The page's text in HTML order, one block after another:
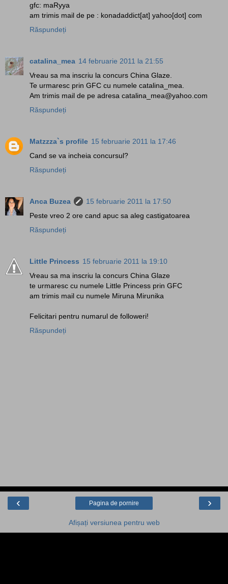
gfc: maRyya
am trimis mail de pe : konadaddict[at] yahoo[dot] com
Răspundeți
catalina_mea 14 februarie 2011 la 21:55
Vreau sa ma inscriu la concurs China Glaze.
Te urmaresc prin GFC cu numele catalina_mea.
Am trimis mail de pe adresa catalina_mea@yahoo.com
Răspundeți
Matzzza`s profile 15 februarie 2011 la 17:46
Cand se va incheia concursul?
Răspundeți
Anca Buzea
15 februarie 2011 la 17:50
Peste vreo 2 ore cand apuc sa aleg castigatoarea
Răspundeți
Little Princess 15 februarie 2011 la 19:10
Vreau sa ma inscriu la concurs China Glaze
te urmaresc cu numele Little Princess prin GFC
am trimis mail cu numele Miruna Mirunika
Felicitari pentru numarul de followeri!
Răspundeți
‹ ›
Pagina de pornire
Afișați versiunea pentru web